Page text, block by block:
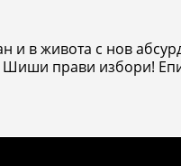
и в живота с нов
Шиши прави избори!